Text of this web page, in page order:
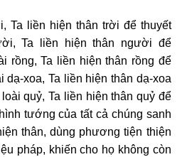
Ta liền hiện thân trời để thuyết
Ta liền hiện thân người để
rồng, Ta liền hiện thân rồng để
dạ-xoa, Ta liền hiện thân dạ-xoa
quỷ, Ta liền hiện thân quỷ để
tướng của tất cả chúng sanh
thân, dùng phương tiện thiện
pháp, khiến cho họ không còn